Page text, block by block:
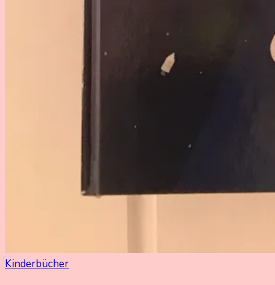
Kinderbücher